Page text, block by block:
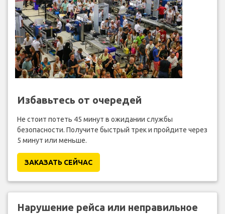
Избавьтесь от очередей
Не стоит потеть 45 минут в ожидании службы
безопасности. Получите быстрый трек и пройдите через
5 минут или меньше.
ЗАКАЗАТЬ СЕЙЧАС
Нарушение рейса или неправильное